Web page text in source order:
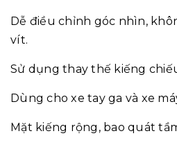
Dễ điều chỉnh góc nhìn,
vít.
Sử dụng thay thế kiếng
Dùng cho xe tay ga và xe
Mặt kiếng rộng, bao quát